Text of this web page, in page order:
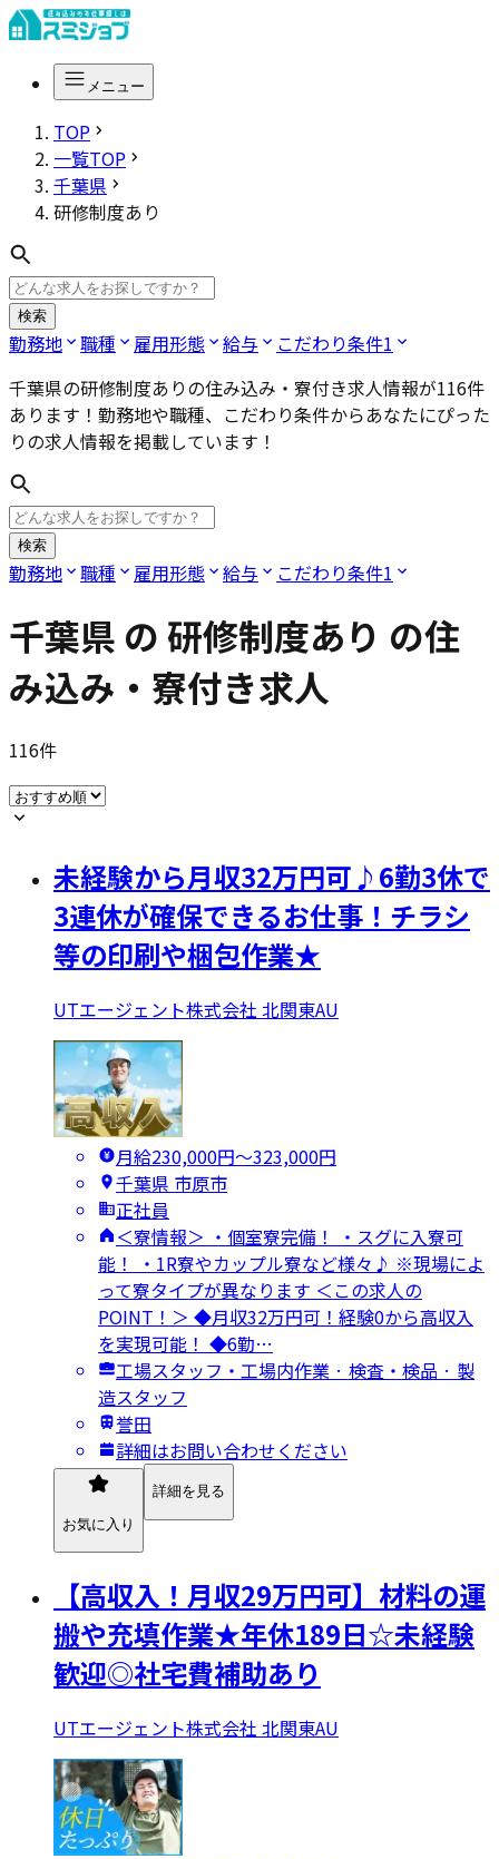
メニュー
TOP
一覧TOP
千葉県
研修制度あり
検索
勤務地 職種 雇用形態 給与 こだわり条件1
千葉県の研修制度ありの住み込み・寮付き求人情報が116件
あります！勤務地や職種、こだわり条件からあなたにぴった
りの求人情報を掲載しています！
検索
勤務地 職種 雇用形態 給与 こだわり条件1
千葉県 の研修制度あり の住
み込み・寮付き求人
116件
未経験から月収32万円可♪6勤3休で
3連休が確保できるお仕事！チラシ
等の印刷や梱包作業★
UTエージェント株式会社 北関東AU
月給230,000円〜323,000円
千葉県 市原市
正社員
＜寮情報＞ ・個室寮完備！ ・スグに入寮可
能！ ・1R寮やカップル寮など様々♪ ※現場によ
って寮タイプが異なります ＜この求人の
POINT！＞ ◆月収32万円可！経験0から高収入
を実現可能！ ◆6勤…
工場スタッフ・工場内作業 · 検査・検品 · 製
造スタッフ
誉田
詳細はお問い合わせください
お気に入り
詳細を見る
【高収入！月収29万円可】材料の運
搬や充填作業★年休189日☆未経験
歓迎◎社宅費補助あり
UTエージェント株式会社 北関東AU